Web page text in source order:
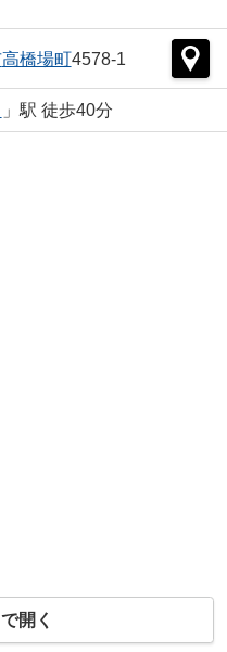
高橋場町4578-1
」駅 徒歩40分
開く